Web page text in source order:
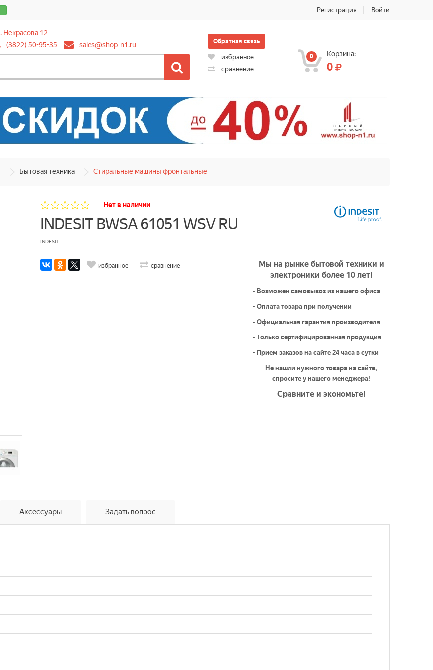
Регистрация Войти
Некрасова 12
(3822) 50-95-35
sales@shop-n1.ru Обратная связь
избранное
сравнение
0 Корзина:
0
Бытовая техника Стиральные машины фронтальные
Нет в наличии
INDESIT BWSA 61051 WSV RU
INDESIT
избранное сравнение
Мы на рынке бытовой техники и
электроники более 10 лет!
- Возможен самовывоз из нашего офиса
- Оплата товара при получении
- Официальная гарантия производителя
- Только сертифицированная продукция
- Прием заказов на сайте 24 часа в сутки
Не нашли нужного товара на сайте,
спросите у нашего менеджера!
Сравните и экономьте!
Аксессуары Задать вопрос